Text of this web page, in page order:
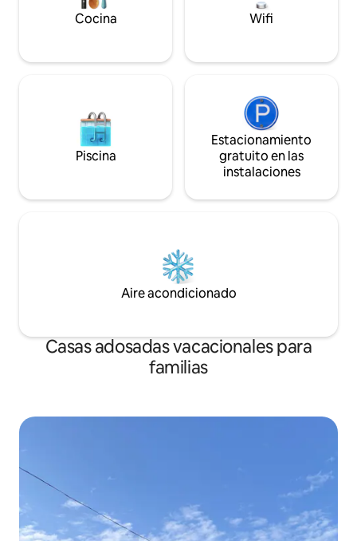
Cocina Wifi
Piscina
Estacionamiento
gratuito en las
instalaciones
Aire acondicionado
Casas adosadas vacacionales para
familias